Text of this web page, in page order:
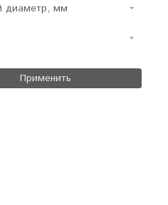
диаметр, мм
Применить